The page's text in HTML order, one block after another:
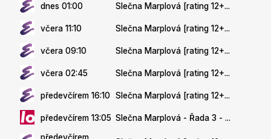
dnes 01:00 Slečna Marplová [rating 12+...
včera 11:10 Slečna Marplová [rating 12+...
včera 09:10 Slečna Marplová [rating 12+...
včera 02:45 Slečna Marplová [rating 12+...
předevčírem 16:10 Slečna Marplová [rating 12+...
předevčírem 13:05 Slečna Marplová - Řada 3 - ...
předevčírem